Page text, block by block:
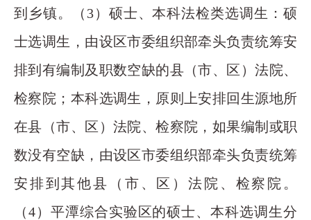
到乡镇。（3）硕士、本科法检类选调生：硕
士选调生，由设区市委组织部牵头负责统筹安
排到有编制及职数空缺的县（市、区）法院、
检察院；本科选调生，原则上安排回生源地所
在县（市、区）法院、检察院，如果编制或职
数没有空缺，由设区市委组织部牵头负责统筹
安排到其他县（市、区）法院、检察院。
（4）平潭综合实验区的硕士、本科选调生分